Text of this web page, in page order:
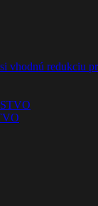
vhodnú redukciu